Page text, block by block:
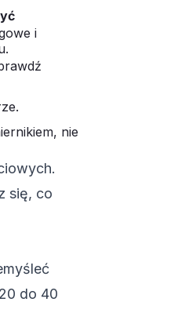
i
nie
się, co
do 40